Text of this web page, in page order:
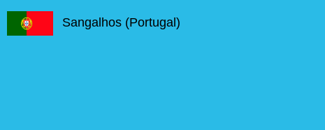
Sangalhos (Portugal)